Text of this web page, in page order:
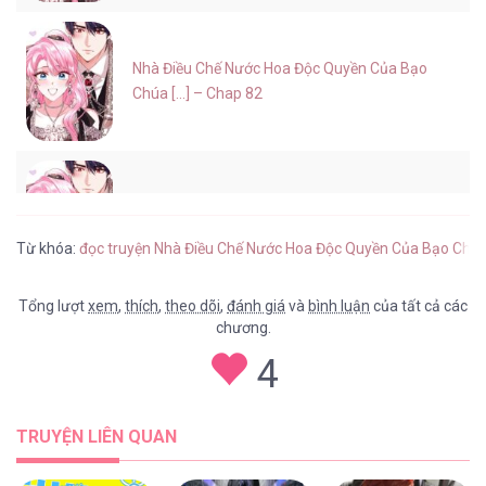
Nhà Điều Chế Nước Hoa Độc Quyền Của Bạo
Chúa [...] – Chap 82
Chúa [...] – Chap 80
Từ khóa: đọc truyện Nhà Điều Chế Nước Hoa Độc Quyền Của Bạo
Tổng lượtxem, thích, theo dõi, đánh giá và bình luận của tất cả các
chương.
4
TRUYỆN LIÊN QUAN